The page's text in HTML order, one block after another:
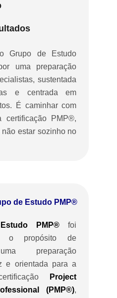
Grupo de Estudo
uma preparação
sustentada
e centrada em
É caminhar com
certificação PMP®,
estar sozinho no
de Estudo PMP®
PMP® foi
o propósito de
preparação
e orientada para a
Project
(PMP®),